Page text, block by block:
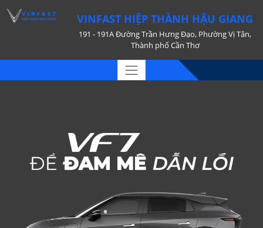
VINFAST HIỆP THÀNH HẬU GIANG
191 - 191A Đường Trần Hưng Đạo, Phường Vị Tân,
Thành phố Cần Thơ